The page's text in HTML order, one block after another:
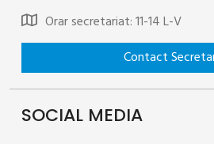
Orar secretariat: 11-14 L-V
SOCIAL MEDIA